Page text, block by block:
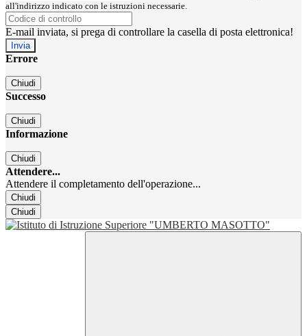
all'indirizzo indicato con le istruzioni necessarie.
E-mail inviata, si prega di controllare la casella di posta elettronica!
Errore
Chiudi
Successo
Chiudi
Informazione
Chiudi
Attendere...
Attendere il completamento dell'operazione...
Chiudi
Chiudi